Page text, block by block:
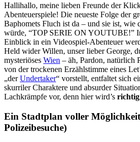
Hallihallo, meine lieben Freunde der
Abenteuerspiele! Die neueste Folge der
Baphomets Fluch ist da – und sie ist, wie
würde, “TOP SERIE ON YOUTUBE!”
Einblick in ein Videospiel-Abenteuer
Held wider Willen, unser lieber George,
mysteriöses Wien – äh, Pardon, natürlich
von der trockenen Erzählstimme eines
„derUndertaker“ vorstellt, entfaltet sich
skurriler Charaktere und absurder
Lachkrämpfe vor, denn hier wird’s
Ein Stadtplan voller
Polizeibesuche)